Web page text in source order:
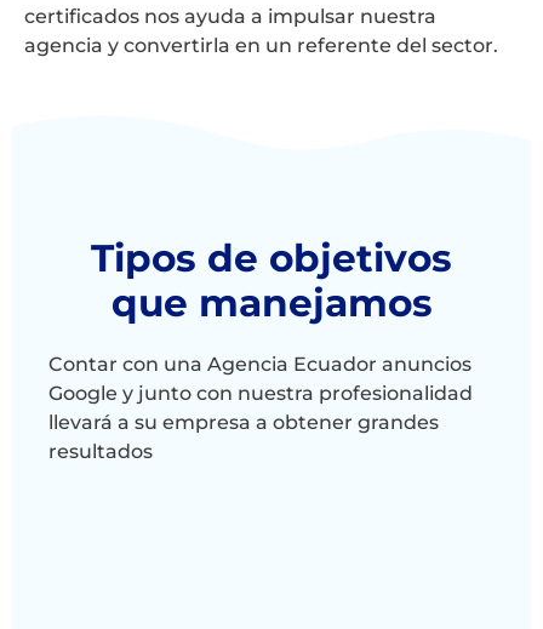
certificados nos ayuda a impulsar nuestra
agencia y convertirla en un referente del sector.
Tipos de objetivos
que manejamos
Contar con una Agencia Ecuador anuncios
Google y junto con nuestra profesionalidad
llevará a su empresa a obtener grandes
resultados